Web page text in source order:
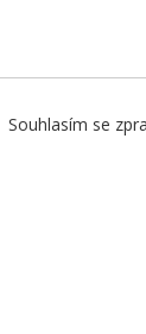
Souhlasím se